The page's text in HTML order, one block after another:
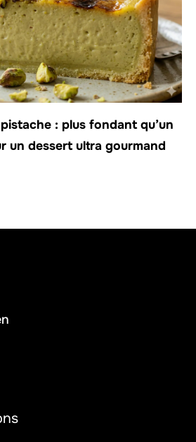
: plus fondant qu’un
un dessert ultra gourmand